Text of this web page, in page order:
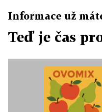
Informace už
Teď je čas